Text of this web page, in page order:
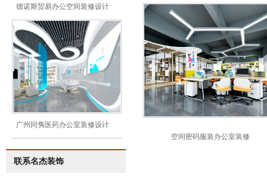
德诺斯贸易办公空间装修设计
广州同隽医药办公室装修设计
联系名杰装饰
空间密码服装办公室装修